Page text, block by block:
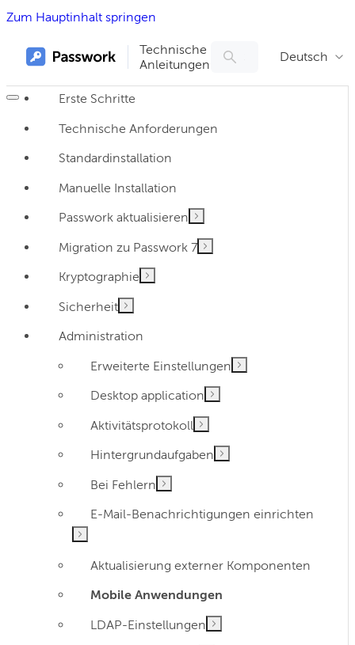
Zum Hauptinhalt springen
Technische
Anleitungen
Deutsch
Erste Schritte
Technische Anforderungen
Standardinstallation
Manuelle Installation
Passwork aktualisieren
Migration zu Passwork 7
Kryptographie
Sicherheit
Administration
Erweiterte Einstellungen
Desktop application
Aktivitätsprotokoll
Hintergrundaufgaben
Bei Fehlern
E-Mail-Benachrichtigungen einrichten
Aktualisierung externer Komponenten
Mobile Anwendungen
LDAP-Einstellungen